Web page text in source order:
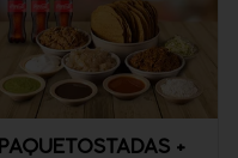
PAQUETOSTADAS +